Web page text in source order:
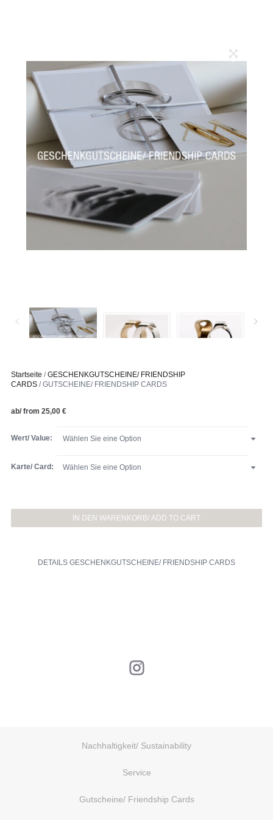
Startseite /GESCHENKGUTSCHEINE/ FRIENDSHIP
CARDS / GUTSCHEINE/ FRIENDSHIP CARDS
ab/ from 25,00 €
Wert/ Value:
Karte/ Card:
FRIENDSHIP
CARDS
IN DEN WARENKORB/ ADD TO CART
DETAILS GESCHENKGUTSCHEINE/ FRIENDSHIP CARDS
Nachhaltigkeit/ Sustainability
Service
Gutscheine/ Friendship Cards